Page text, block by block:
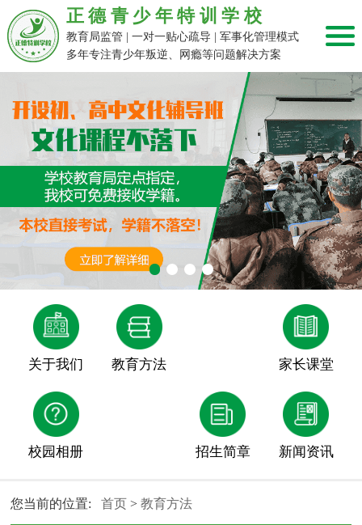
正德青少年特训学校
教育局监管 | 一对一贴心疏导 | 军事化管理模式
多年专注青少年叛逆、网瘾等问题解决方案
关于我们 教育方法 家长课堂
校园相册 招生简章 新闻资讯
您当前的位置:首页 >教育方法